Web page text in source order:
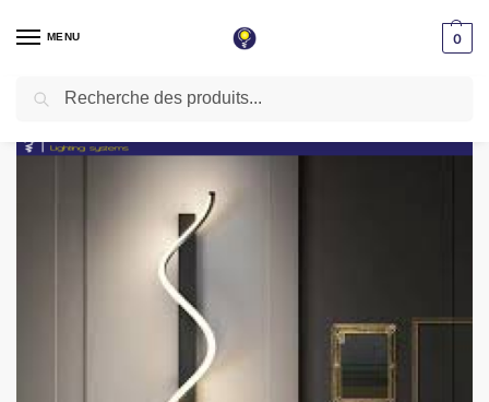
MENU 0
Accueil / Applique LED / Applique led noire 60cm pour éclairage intérieur moderne